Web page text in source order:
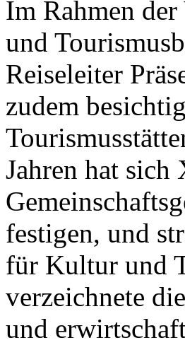
Im Rahmen
und
Reiseleiter
zudem
Jahren hat
festigen, und
für Kultur und
verzeichnete
und